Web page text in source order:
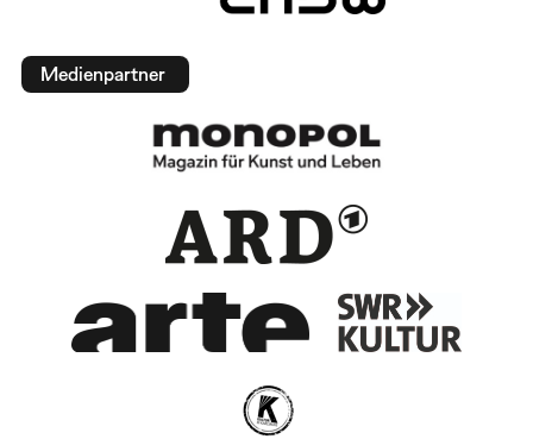
Medienpartner